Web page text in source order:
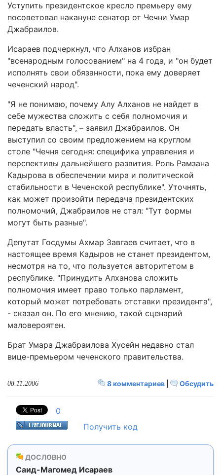
Уступить президентское кресло премьеру ему
посоветовал накануне сенатор от Чечни Умар
Джабраилов.
Исараев подчеркнул, что Алханов избран
"всенародным голосованием" на 4 года, и "он будет
исполнять свои обязанности, пока ему доверяет
чеченский народ".
"Я не понимаю, почему Алу Алханов не найдет в
себе мужества сложить с себя полномочия и
передать власть", – заявил Джабраилов. Он
выступил со своим предложением на круглом
столе "Чечня сегодня: специфика управления и
перспективы дальнейшего развития. Роль Рамзана
Кадырова в обеспечении мира и политической
стабильности в Чеченской республике". Уточнять,
как может произойти передача президентских
полномочий, Джабраилов не стал: "Тут формы
могут быть разные".
Депутат Госдумы Ахмар Завгаев считает, что в
настоящее время Кадыров не станет президентом,
несмотря на то, что пользуется авторитетом в
республике. "Принудить Алханова сложить
полномочия имеет право только парламент,
который может потребовать отставки президента",
- сказал он. По его мнению, такой сценарий
маловероятен.
Брат Умара Джабраилова Хусейн недавно стал
вице-премьером чеченского правительства.
8 комментариев Обсудить
08.11.2006
0
Получить код
ДОСЛОВНО
Саид-Магомед Исараев